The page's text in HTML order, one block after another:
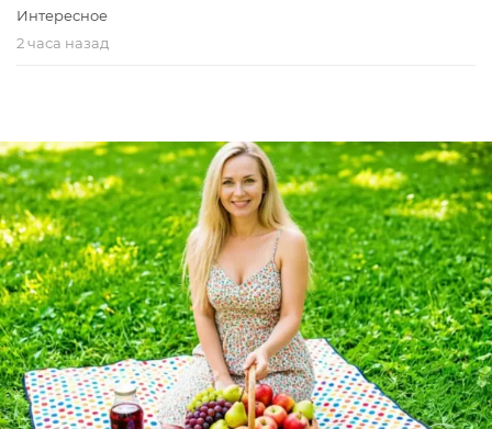
Интересное
2 часа назад